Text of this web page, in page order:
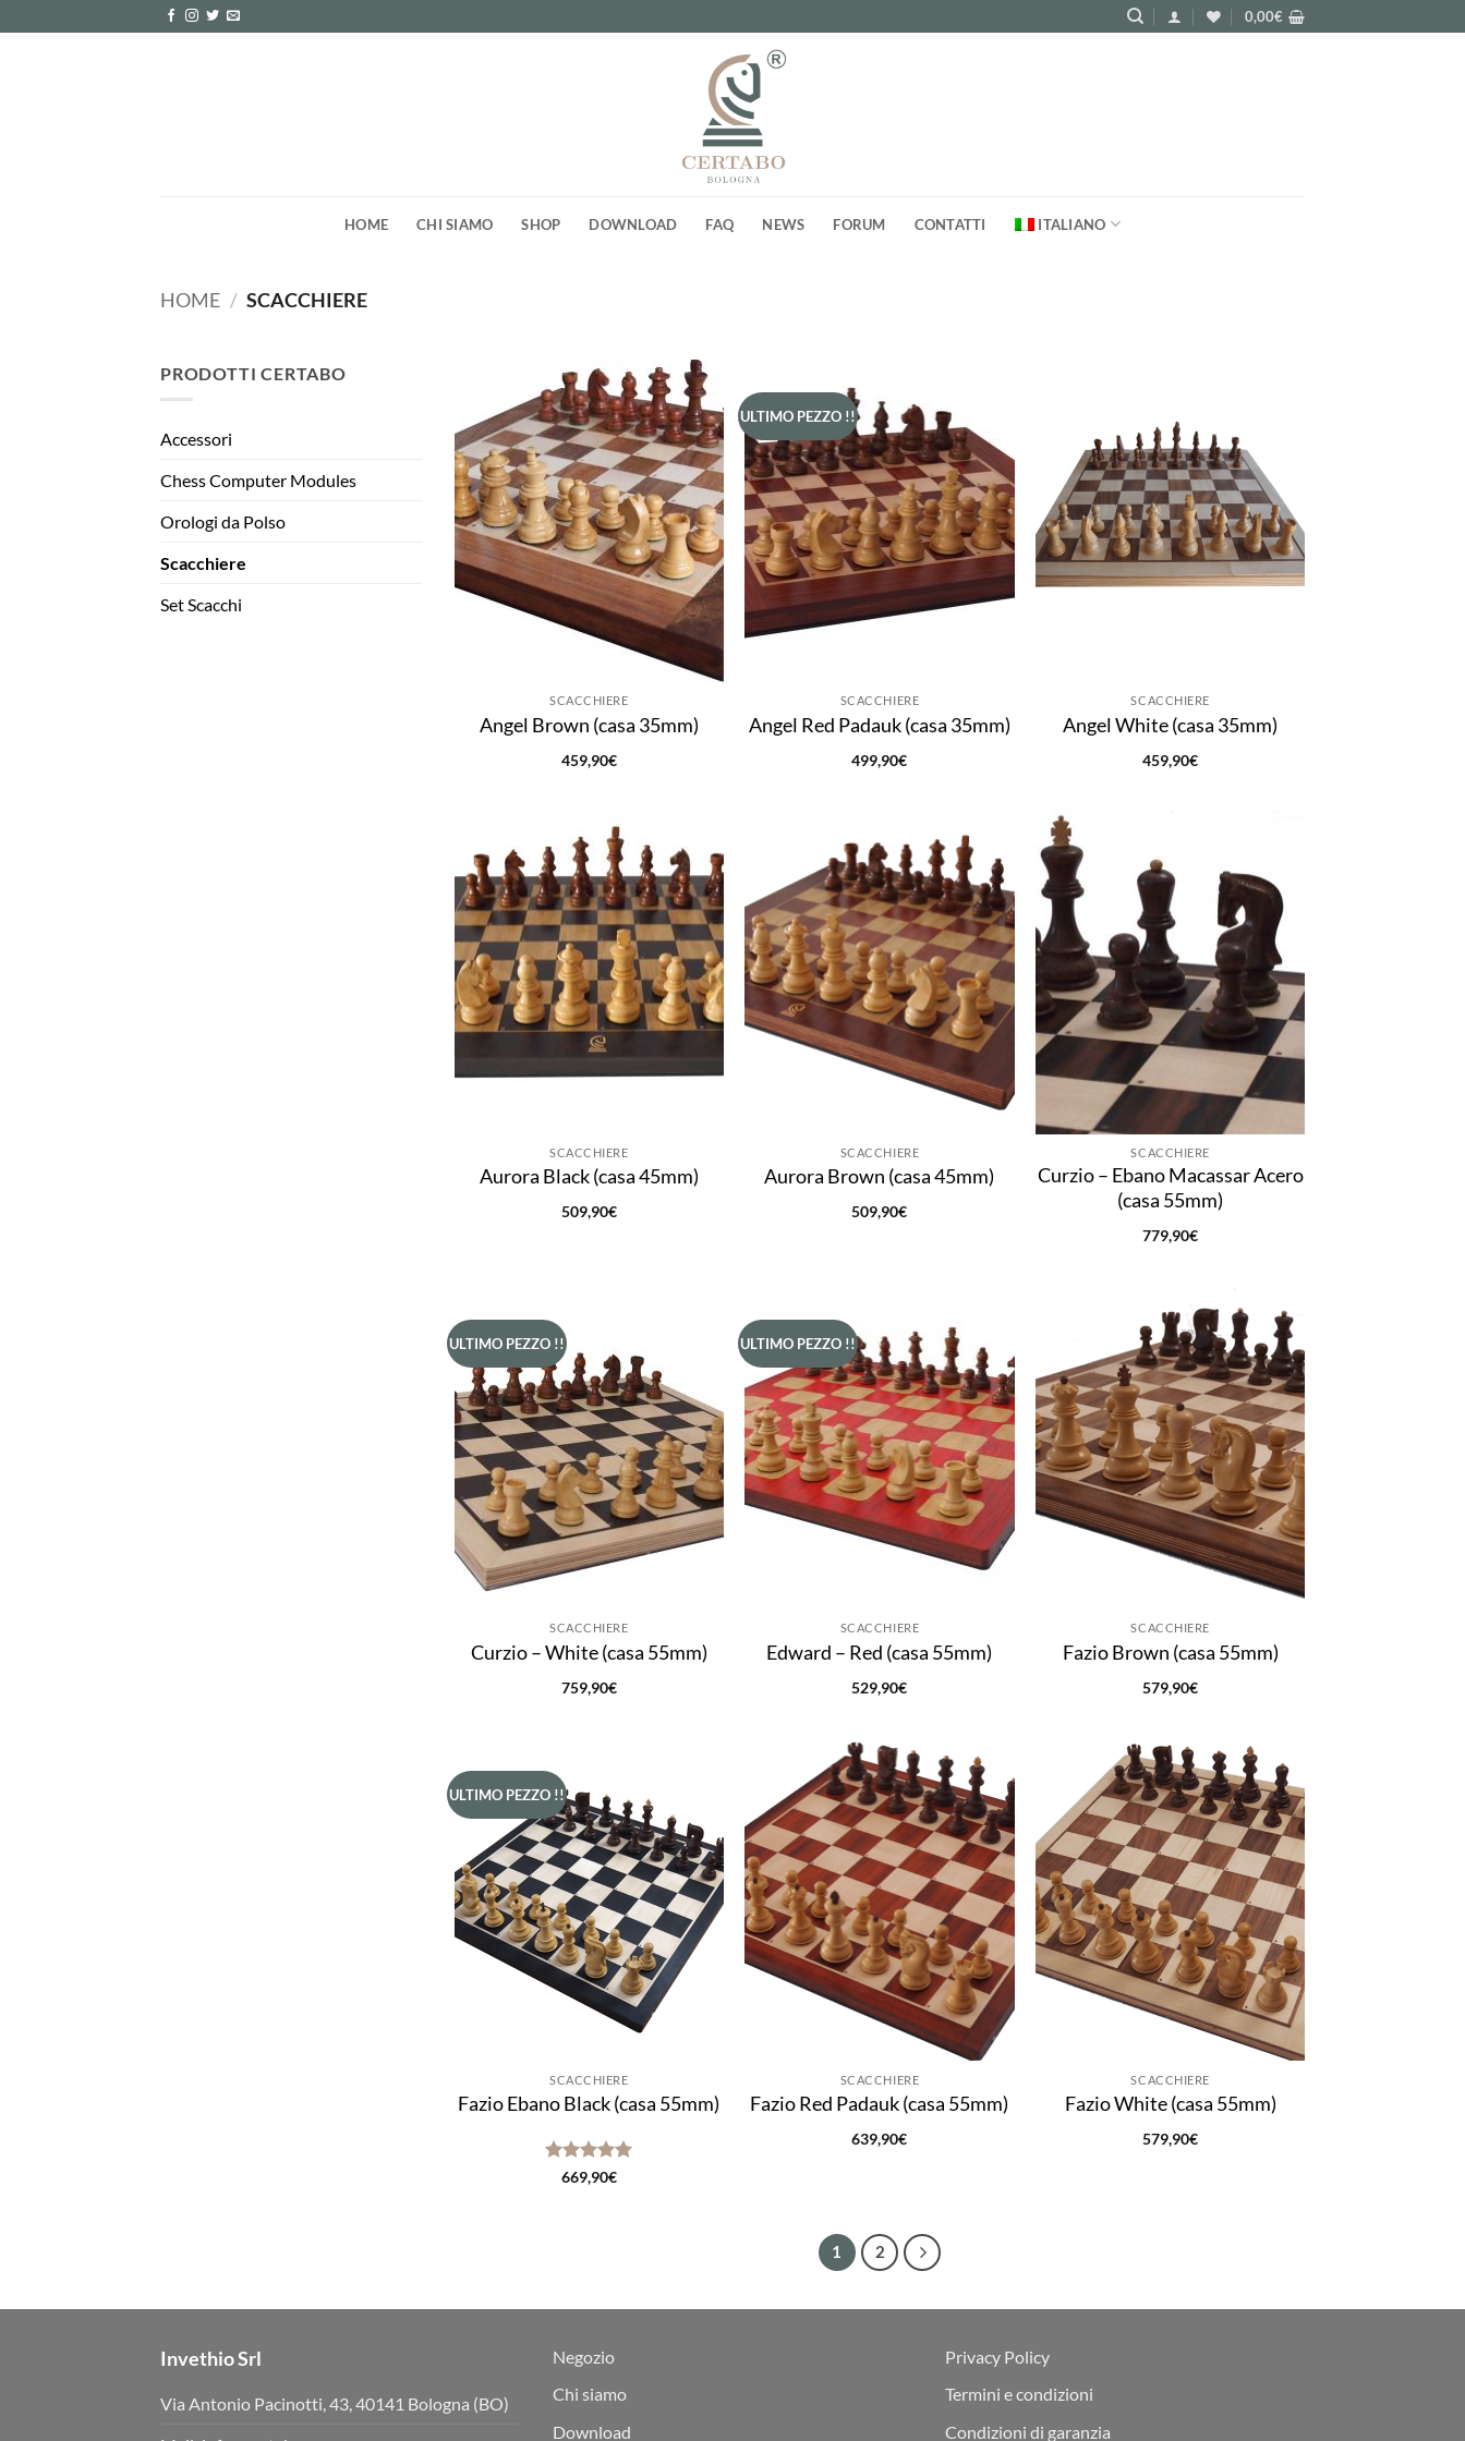
ai
0,00€
HOME CHI SIAMO SHOP DOWNLOAD FAQ NEWS FORUM CONTATTI ITALIANO
HOME / SCACCHIERE
PRODOTTI CERTABO
Accessori
Chess Computer Modules
Orologi da Polso
Scacchiere
Set Scacchi
Aggiungi
alla lista
dei
desideri
SCACCHIERE
Angel Brown (casa 35mm)
459,90€
ULTIMO PEZZO !!
Aggiungi
alla lista
dei
desideri
SCACCHIERE
Angel Red Padauk (casa 35mm)
499,90€
desideri
SCACCHIERE
Angel White (casa 35mm)
459,90€
Aggiungi
alla lista
dei
desideri
SCACCHIERE
Aurora Black (casa 45mm)
509,90€
Aggiungi
alla lista
dei
desideri
SCACCHIERE
Aurora Brown (casa 45mm)
509,90€
Aggiungi
alla lista
dei
desideri
SCACCHIERE
Curzio – Ebano Macassar Acero
(casa 55mm)
779,90€
ULTIMO PEZZO !!
desideri
SCACCHIERE
Curzio – White (casa 55mm)
759,90€
ULTIMO PEZZO !!
Aggiungi
alla lista
dei
desideri
SCACCHIERE
Edward – Red (casa 55mm)
529,90€
Aggiungi
alla lista
dei
desideri
SCACCHIERE
Fazio Brown (casa 55mm)
579,90€
ULTIMO PEZZO !!
alla lista
dei
desideri
SCACCHIERE
Fazio Ebano Black (casa 55mm)
Valutato5
669,90€
Aggiungi
alla lista
dei
desideri
SCACCHIERE
Fazio Red Padauk (casa 55mm)
639,90€
Aggiungi
alla lista
dei
desideri
SCACCHIERE
Fazio White (casa 55mm)
579,90€
1 2
Invethio Srl
Via Antonio Pacinotti, 43, 40141 Bologna (BO)
Negozio
Chi siamo
Download
Privacy Policy
Termini e condizioni
Condizioni di garanzia